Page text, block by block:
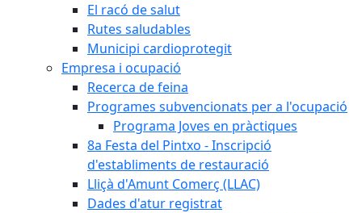
El racó de salut
Rutes saludables
Municipi cardioprotegit
Empresa i ocupació
Recerca de feina
Programes subvencionats per a l'ocupació
Programa Joves en pràctiques
8a Festa del Pintxo - Inscripció
d'establiments de restauració
Lliçà d'Amunt Comerç (LLAC)
Dades d'atur registrat